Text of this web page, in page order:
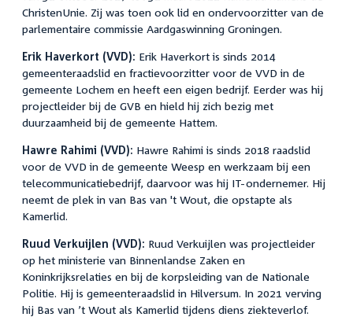
ChristenUnie. Zij was toen ook lid en ondervoorzitter van de
parlementaire commissie Aardgaswinning Groningen.
Erik Haverkort (VVD): Erik Haverkort is sinds 2014
gemeenteraadslid en fractievoorzitter voor de VVD in de
gemeente Lochem en heeft een eigen bedrijf. Eerder was hij
projectleider bij de GVB en hield hij zich bezig met
duurzaamheid bij de gemeente Hattem.
Hawre Rahimi (VVD): Hawre Rahimi is sinds 2018 raadslid
voor de VVD in de gemeente Weesp en werkzaam bij een
telecommunicatiebedrijf, daarvoor was hij IT-ondernemer. Hij
neemt de plek in van Bas van 't Wout, die opstapte als
Kamerlid.
Ruud Verkuijlen (VVD): Ruud Verkuijlen was projectleider
op het ministerie van Binnenlandse Zaken en
Koninkrijksrelaties en bij de korpsleiding van de Nationale
Politie. Hij is gemeenteraadslid in Hilversum. In 2021 verving
hij Bas van ’t Wout als Kamerlid tijdens diens ziekteverlof.